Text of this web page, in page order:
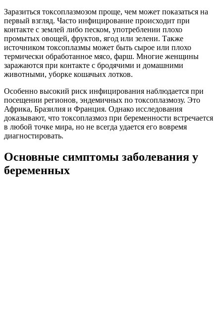
Заразиться токсоплазмозом проще, чем может показаться на
первый взгляд. Часто инфицирование происходит при
контакте с землей либо песком, употреблении плохо
промытых овощей, фруктов, ягод или зелени. Также
источником токсоплазмы может быть сырое или плохо
термически обработанное мясо, фарш. Многие женщины
заражаются при контакте с бродячими и домашними
животными, уборке кошачьих лотков.
Особенно высокий риск инфицирования наблюдается при
посещении регионов, эндемичных по токсоплазмозу. Это
Африка, Бразилия и Франция. Однако исследования
доказывают, что токсоплазмоз при беременности встречается
в любой точке мира, но не всегда удается его вовремя
диагностировать.
Основные симптомы заболевания у
беременных